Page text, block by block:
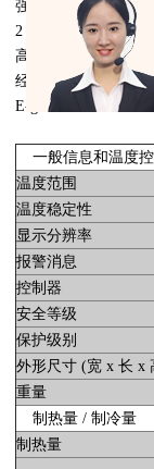
强有力的循环泵，
2 x USB (Host/
高效的操作方法节
经过测试的功能性
E-grade
一般信息和温度
温度范围
温度稳定性
显示分辨率
报警消息
控制器
安全等级
保护级别
外形尺寸 (宽 x 长 x
重量
制热量 / 制冷量
制热量